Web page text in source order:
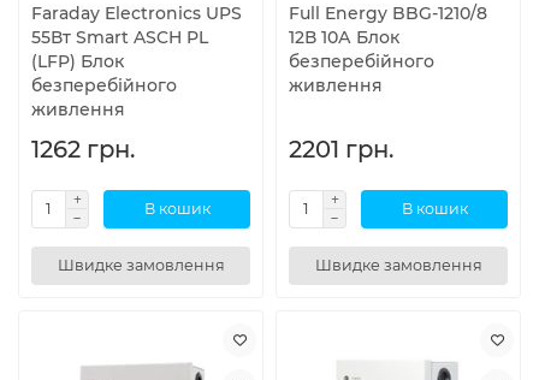
Faraday Electronics UPS
55Вт Smart ASCH PL
(LFP) Блок
безперебійного
живлення
1262 грн.
В кошик
Швидке замовлення
Full Energy BBG-1210/8
12В 10А Блок
безперебійного
живлення
2201 грн.
В кошик
Швидке замовлення